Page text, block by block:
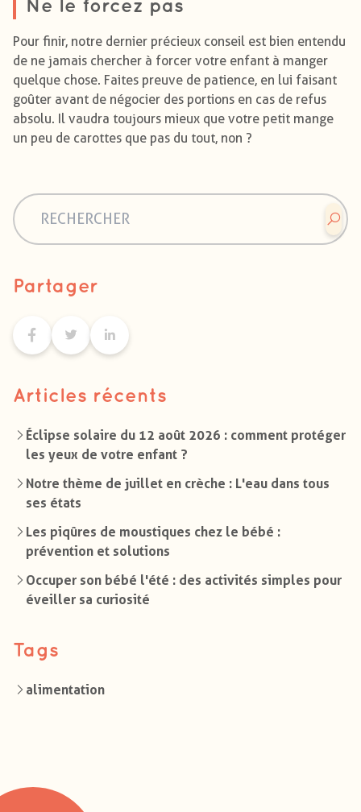
Ne le forcez pas
Pour finir, notre dernier précieux conseil est bien entendu
de ne jamais chercher à forcer votre enfant à manger
quelque chose. Faites preuve de patience, en lui faisant
goûter avant de négocier des portions en cas de refus
absolu. Il vaudra toujours mieux que votre petit mange
un peu de carottes que pas du tout, non ?
Partager
Articles récents
Éclipse solaire du 12 août 2026 : comment protéger
les yeux de votre enfant ?
Notre thème de juillet en crèche : L'eau dans tous
ses états
Les piqûres de moustiques chez le bébé :
prévention et solutions
Occuper son bébé l'été : des activités simples pour
éveiller sa curiosité
Tags
alimentation